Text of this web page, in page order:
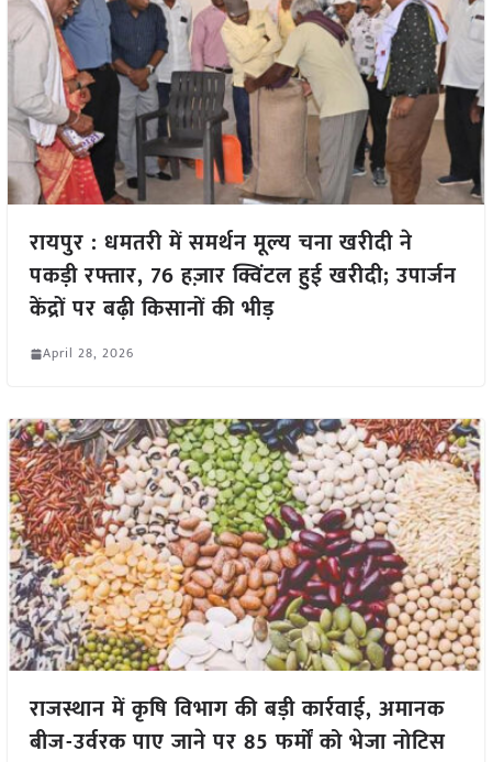
रायपुर : धमतरी में समर्थन मूल्य चना खरीदी ने
पकड़ी रफ्तार, 76 हज़ार क्विंटल हुई खरीदी; उपार्जन
केंद्रों पर बढ़ी किसानों की भीड़
April 28, 2026
राजस्थान में कृषि विभाग की बड़ी कार्रवाई, अमानक
बीज-उर्वरक पाए जाने पर 85 फर्मों को भेजा नोटिस